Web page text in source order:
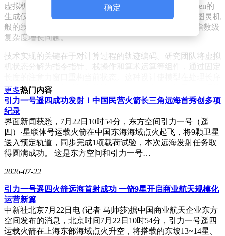
虚拟机状态、内存操作和控制流的动态轨迹。每个新token的
生成仅需回溯少量先前步骤，这种设计使计算过程呈现图灵机
般的线性扩展特征，有效规避了传统Transformer架构的指数级
复杂度增长问题。
技术实现的关键在于对计算过程的轨迹编码。研究团队将虚拟
机状态分解为指令指针、栈操作和算术运算等组件，通过固定
列计算时，仍能保持恒定的计算复杂度。实验数据显示，系统
在3分钟内即可完成传统方法需要数小时的复杂数独求解，且
在百万级计算步骤中保持零误差率。
这项突破为AI应用开辟了全新可能性。数值计算、物理模拟
和金融建模等领域将直接受益，密码学运算等对确定性要求严
苛的场景也获得突破契机。有开发者将其类比为TI公司的DSP
芯片架构：神经网络负责逻辑推理，嵌入式计算引擎处理高速
运算，这种分工协作模式可能催生新一代混合智能系统。尽管
决"9.11与9.9大小比较"等基础性难题提供了根本性方案。
确定
更多热门内容
引力一号遥四成功发射！中国民营火箭长三角远海首秀创多项
纪录
界面新闻获悉，7月22日10时54分，东方空间引力一号（遥
四）·星联体号运载火箭在中国东海海域点火起飞，将9颗卫星
送入预定轨道，同步完成1项载荷试验，本次远海发射任务取
得圆满成功。 这是东方空间和引力一号…
2026-07-22
引力一号遥四火箭远海首射成功 一箭9星开启商业航天规模化
运营新篇
中新社北京7月22日电 (记者 马帅莎)据中国商业航天企业东方
空间发布的消息，北京时间7月22日10时54分，引力一号遥四
运载火箭在上海东部海域点火升空，将搭载的东坡13~14星、